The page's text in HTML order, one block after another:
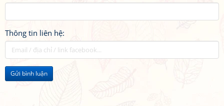
Thông tin liên hệ:
Gửi bình luận